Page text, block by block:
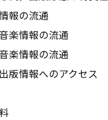
報の流通
楽情報の流通
楽情報の流通
情報へのアクセス